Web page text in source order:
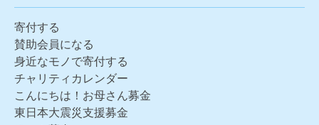
寄付する
賛助会員になる
身近なモノで寄付する
チャリティカレンダー
こんにちは！お母さん募金
東日本大震災支援募金